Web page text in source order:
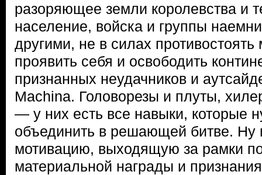
разоряющее земли королевства и
население, войска и группы
другими, не в силах
проявить себя и освободить
признанных неудачников и
Machina. Головорезы и плуты,
— у них есть все навыки, которые
объединить в решающей битве. Ну
мотивацию, выходящую за рамки
материальной награды и